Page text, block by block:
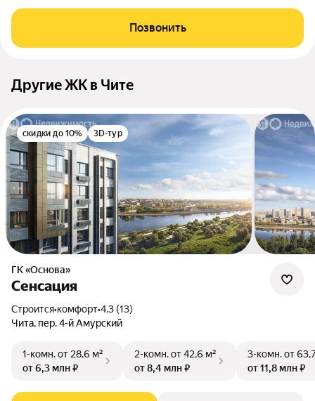
Позвонить
Другие ЖК в Чите
скидки до 10% 3D-тур
ГК «Основа»
Сенсация
Строится•комфорт•4.3 (13)
Чита, пер. 4-й Амурский
1-комн.от 28,6 м²
от 6,3 млн ₽
2-комн.от 42,6 м²
от 8,4 млн ₽
3-комн.от
от 11,8 млн ₽